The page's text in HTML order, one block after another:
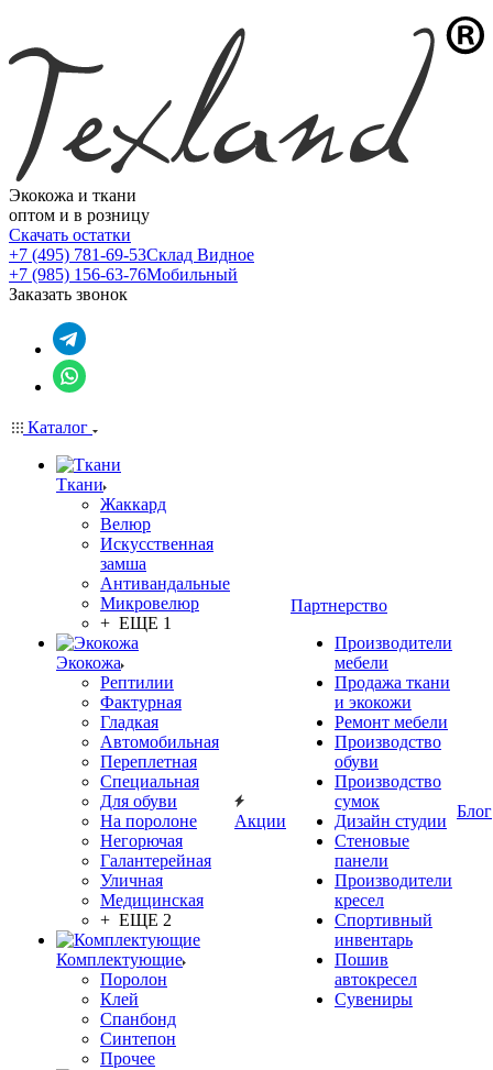
Экокожа и ткани
оптом и в розницу
Скачать остатки
+7 (495) 781-69-53Склад Видное
+7 (985) 156-63-76Мобильный
Заказать звонок
Каталог
Ткани
Жаккард
Велюр
Искусственная
замша
Антивандальные
Микровелюр
+ ЕЩЕ 1
Экокожа
Рептилии
Фактурная
Гладкая
Автомобильная
Переплетная
Специальная
Для обуви
На поролоне
Негорючая
Галантерейная
Уличная
Медицинская
+ ЕЩЕ 2
Комплектующие
Поролон
Клей
Спанбонд
Синтепон
Прочее
Акции
Партнерство
Производители
мебели
Продажа ткани
и экокожи
Ремонт мебели
Производство
обуви
Производство
сумок
Дизайн студии
Стеновые
панели
Производители
кресел
Спортивный
инвентарь
Пошив
автокресел
Сувениры
Блог